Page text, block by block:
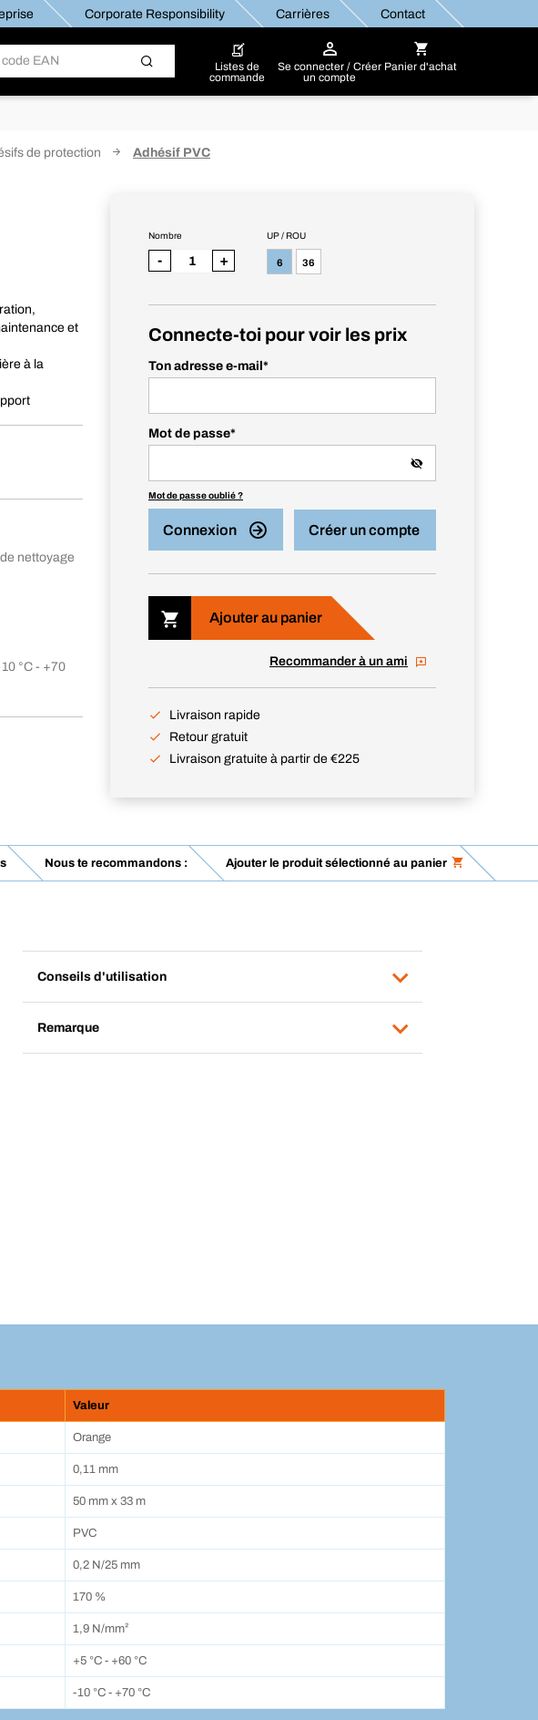
Corporate Responsibility Carrières Contact
Listes de
commande
Se connecter / Créer
un compte
Panier d'achat
de protection Adhésif PVC
et
à la
nettoyage
°C - +70
UP / ROU
6 36
Nombre
- +
Connecte-toi pour voir les prix
Ton adresse e-mail *
Mot de passe*
Mot de passe oublié ?
Connexion Créer un compte
Ajouter au panier
Recommander à un ami
Livraison rapide
Retour gratuit
Livraison gratuite à partir de €225
Nous te recommandons : Ajouter le produit sélectionné au panier
Conseils d'utilisation
Remarque
Valeur
Orange
0,11 mm
50 mm x 33 m
PVC
0,2 N/25 mm
170 %
1,9 N/mm²
+5 °C - +60 °C
-10 °C - +70 °C